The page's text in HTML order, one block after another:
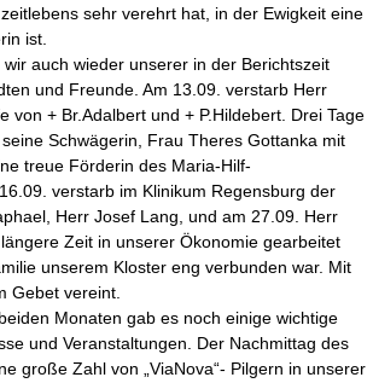
sehr verehrt hat, in der Ewigkeit eine
ist.
auch wieder unserer in der Berichtszeit
und Freunde. Am 13.09. verstarb Herr
von + Br.Adalbert und + P.Hildebert. Drei Tage
Schwägerin, Frau Theres Gottanka mit
treue Förderin des Maria-Hilf-
verstarb im Klinikum Regensburg der
Herr Josef Lang, und am 27.09. Herr
Zeit in unserer Ökonomie gearbeitet
unserem Kloster eng verbunden war. Mit
Gebet vereint.
Monaten gab es noch einige wichtige
und Veranstaltungen. Der Nachmittag des
große Zahl von „ViaNova“- Pilgern in unserer